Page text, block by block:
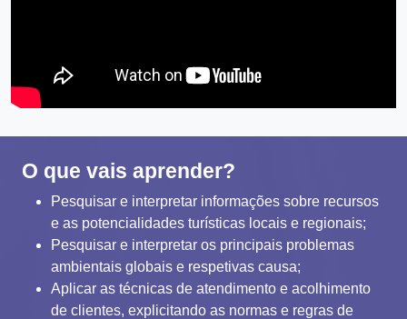
O que vais aprender?
Pesquisar e interpretar informações sobre recursos
e as potencialidades turísticas locais e regionais;
Pesquisar e interpretar os principais problemas
ambientais globais e respetivas causa;
Aplicar as técnicas de atendimento e acolhimento
de clientes, explicitando as normas e regras de